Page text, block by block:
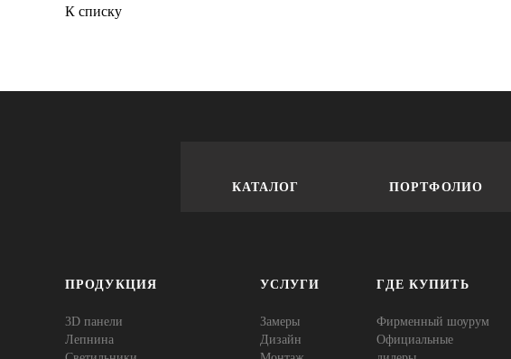
К списку
КАТАЛОГ ПОРТФОЛИО
ПРОДУКЦИЯ
3D панели
Лепнина
УСЛУГИ
Замеры
Дизайн
ГДЕ КУПИТЬ
Фирменный шоурум
Официальные